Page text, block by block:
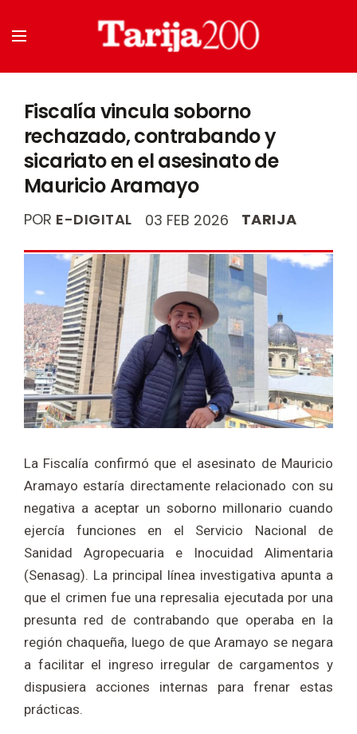
Fiscalía vincula soborno
rechazado, contrabando y
sicariato en el asesinato de
Mauricio Aramayo
POR E-DIGITAL 03 FEB 2026 TARIJA
La Fiscalía confirmó que el asesinato de Mauricio
Aramayo estaría directamente relacionado con su
negativa a aceptar un soborno millonario cuando
ejercía funciones en el Servicio Nacional de
Sanidad Agropecuaria e Inocuidad Alimentaria
(Senasag). La principal línea investigativa apunta a
que el crimen fue una represalia ejecutada por una
presunta red de contrabando que operaba en la
región chaqueña, luego de que Aramayo se negara
a facilitar el ingreso irregular de cargamentos y
dispusiera acciones internas para frenar estas
prácticas.